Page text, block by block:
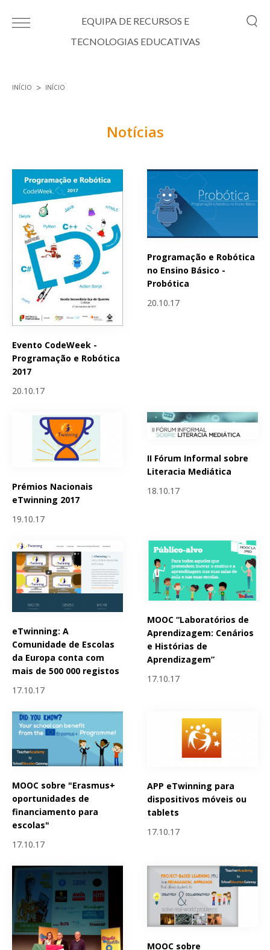
EQUIPA DE RECURSOS E
TECNOLOGIAS EDUCATIVAS
INÍCIO INÍCIO
Notícias
Evento CodeWeek -
Programação e Robótica
2017
20.10.17
Programação e Robótica
no Ensino Básico -
Probótica
20.10.17
Prémios Nacionais
eTwinning 2017
19.10.17
II Fórum Informal sobre
Literacia Mediática
18.10.17
eTwinning: A
Comunidade de Escolas
da Europa conta com
mais de 500 000 registos
17.10.17
MOOC “Laboratórios de
Aprendizagem: Cenários
e Histórias de
Aprendizagem”
17.10.17
MOOC sobre "Erasmus+
oportunidades de
financiamento para
escolas"
17.10.17
APP eTwinning para
dispositivos móveis ou
tablets
17.10.17
MOOC sobre
Páginas